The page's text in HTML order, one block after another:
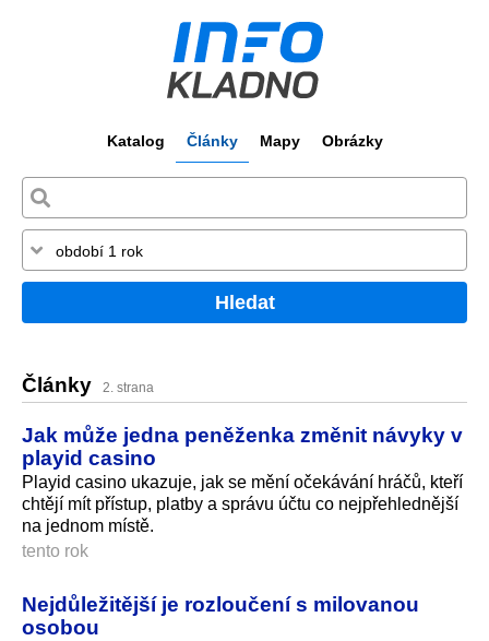
Katalog Články Mapy Obrázky
Hledat
Články 2. strana
Jak může jedna peněženka změnit návyky v
playid casino
Playid casino ukazuje, jak se mění očekávání hráčů, kteří
chtějí mít přístup, platby a správu účtu co nejpřehlednější
na jednom místě.
tento rok
Nejdůležitější je rozloučení s milovanou
osobou